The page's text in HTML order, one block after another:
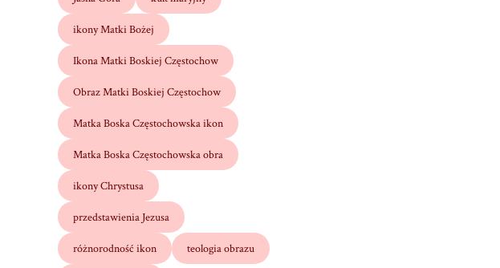
ikony Matki Bożej
Ikona Matki Boskiej Częstochow
Obraz Matki Boskiej Częstochow
Matka Boska Częstochowska ikon
Matka Boska Częstochowska obra
ikony Chrystusa
przedstawienia Jezusa
różnorodność ikon teologia obrazu